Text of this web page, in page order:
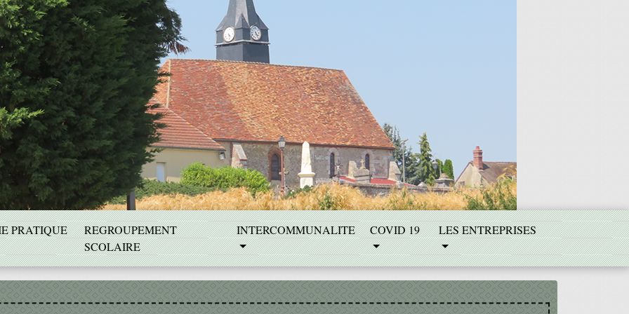
PRATIQUE
REGROUPEMENT
SCOLAIRE
INTERCOMMUNALITE COVID 19 LES ENTREPRISES